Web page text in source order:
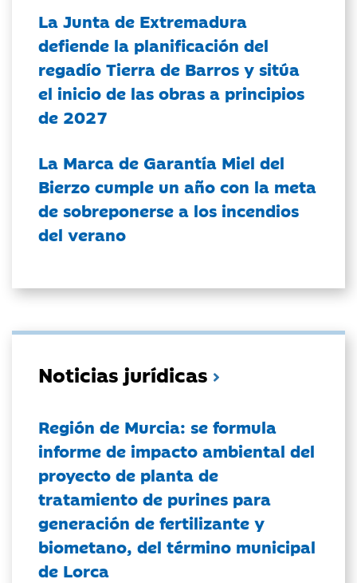
La Junta de Extremadura
defiende la planificación del
regadío Tierra de Barros y sitúa
el inicio de las obras a principios
de 2027
La Marca de Garantía Miel del
Bierzo cumple un año con la meta
de sobreponerse a los incendios
del verano
Noticias jurídicas
Región de Murcia: se formula
informe de impacto ambiental del
proyecto de planta de
tratamiento de purines para
generación de fertilizante y
biometano, del término municipal
de Lorca